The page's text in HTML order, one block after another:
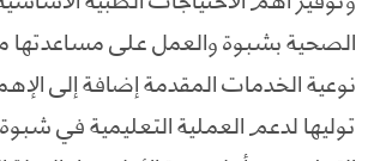
الصحية بشبوة والعمل على
نوعية الخدمات المقدمة إضافة إلى
توليها لدعم العملية التعليمية في